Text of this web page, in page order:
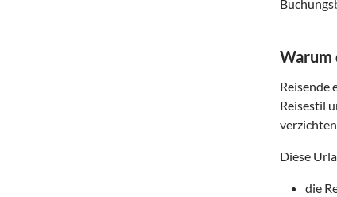
Warum
Reisende
Reisestil
Diese
die